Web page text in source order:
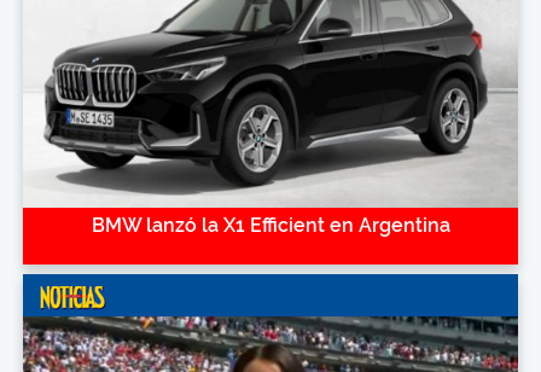
BMW lanzó la X1 Efficient en Argentina